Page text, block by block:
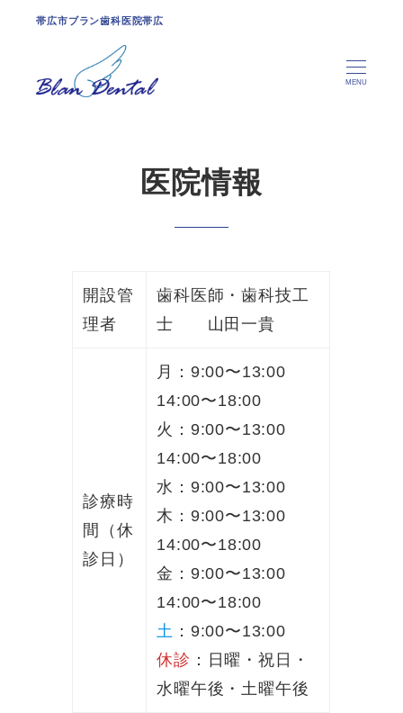
帯広市ブラン歯科医院帯広
MENU
医院情報
開設管
理者
歯科医師・歯科技工
士 山田一貴
診療時
間（休
診日）
月：9:00〜13:00
14:00〜18:00
火：9:00〜13:00
14:00〜18:00
水：9:00〜13:00
木：9:00〜13:00
14:00〜18:00
金：9:00〜13:00
14:00〜18:00
土 ：9:00〜13:00
休診 ：日曜・祝日・
水曜午後・土曜午後